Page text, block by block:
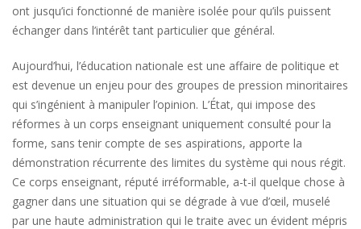
ont jusqu’ici fonctionné de manière isolée pour qu’ils puissent
échanger dans l’intérêt tant particulier que général.
Aujourd’hui, l’éducation nationale est une affaire de politique et
est devenue un enjeu pour des groupes de pression minoritaires
qui s’ingénient à manipuler l’opinion. L’État, qui impose des
réformes à un corps enseignant uniquement consulté pour la
forme, sans tenir compte de ses aspirations, apporte la
démonstration récurrente des limites du système qui nous régit.
Ce corps enseignant, réputé irréformable, a-t-il quelque chose à
gagner dans une situation qui se dégrade à vue d’œil, muselé
par une haute administration qui le traite avec un évident mépris